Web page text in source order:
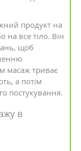
продукт на
на все тіло. Він
щоб
масаж триває
а потім
постукування.
в